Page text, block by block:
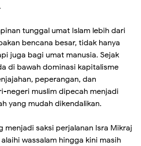
tunggal umat Islam lebih dari
bencana besar, tidak hanya
juga bagi umat manusia. Sejak
di bawah dominasi kapitalisme
peperangan, dan
negeri muslim dipecah menjadi
yang mudah dikendalikan.
menjadi saksi perjalanan Isra Mikraj
alaihi wassalam hingga kini masih